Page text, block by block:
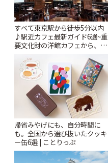
すべて東京駅から徒歩5分以内
♪駅近カフェ最新ガイド6選~重
要文化財の洋館カフェから、改
りっぷ
帰省みやげにも、自分時間に
も。全国から選び抜いたクッキ
ー缶6選 | ことりっぷ